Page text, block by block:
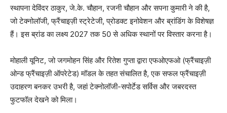
स्थापना देविंदर ठाकुर, जे.के. चौहान, रजनी चौहान और सपना कुमारी ने की है,
जो टेक्नोलॉजी, फ्रैंचाइज़ी स्ट्रेटेजी, प्रोडक्ट इनोवेशन और ब्रांडिंग के विशेषज्ञ
हैं। इस ब्रांड का लक्ष्य 2027 तक 50 से अधिक स्थानों पर विस्तार करना है।
मोहाली यूनिट, जो जगमोहन सिंह और रितेश गुप्ता द्वारा एफओएफओ (फ्रैंचाइज़ी
ओन्ड फ्रैंचाइज़ी ऑपरेटेड) मॉडल के तहत संचालित है, एक सफल फ्रैंचाइज़ी
उदाहरण बनकर उभरी है, जहां टेक्नोलॉजी-सपोर्टेड सर्विस और जबरदस्त
फुटफॉल देखने को मिला।